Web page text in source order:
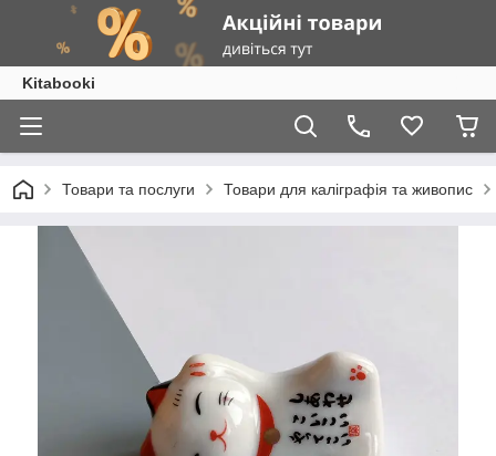
Kitabooki
Товари та послуги Товари для каліграфія та живопис